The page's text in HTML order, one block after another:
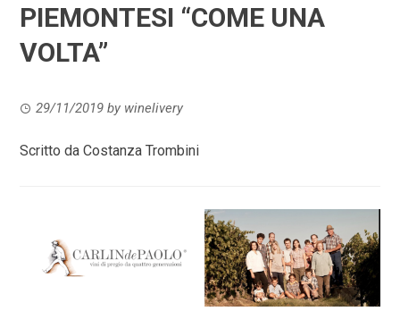
PIEMONTESI “COME UNA
VOLTA”
29/11/2019 by winelivery
Scritto da Costanza Trombini